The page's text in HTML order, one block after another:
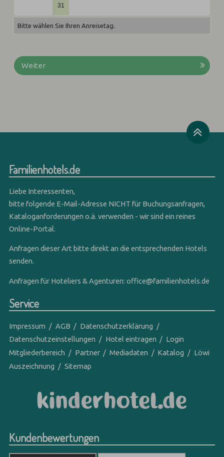
31
Bitte wählen Sie Ihren Anreisetag.
Weiter
Familienhotels.de
Liebe Interessenten,
bitte folgende E-Mail-Adresse NICHT für Buchungsanfragen,
Kataloganforderungen o.ä. verwenden - wir sind ein reines
Online-Portal.
Anfragen dieser Art bitte direkt an die entsprechenden Hotels
senden.
Anfragen für Hoteliers & Agenturen:office@familienhotels.de
Service
Impressum AGB
Datenschutzerklärung
Datenschutzeinstellungen
Hotel eintragen
Login
Mitgliederbereich
Partner Mediadaten Katalog
Löwi
Auszeichnung
Sitemap
Kundenbewertungen